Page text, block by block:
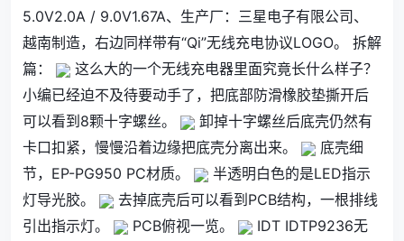
5.0V2.0A / 9.0V1.67A、生产厂：三星电子有限公司、
越南制造，右边同样带有“Qi”无线充电协议LOGO。 拆解
篇：
这么大的一个无线充电器里面究竟长什么样子？
小编已经迫不及待要动手了，把底部防滑橡胶垫撕开后
可以看到8颗十字螺丝。
卸掉十字螺丝后底壳仍然有
卡口扣紧，慢慢沿着边缘把底壳分离出来。
底壳细
节，EP-PG950 PC材质。
半透明白色的是LED指示
灯导光胶。
去掉底壳后可以看到PCB结构，一根排线
引出指示灯。
PCB俯视一览。
IDT IDTP9236无